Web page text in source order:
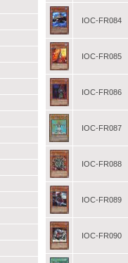
IOC-FR084
IOC-FR085
IOC-FR086
IOC-FR087
IOC-FR088
IOC-FR089
IOC-FR090